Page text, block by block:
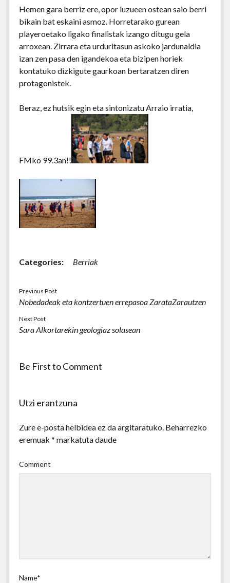
Hemen gara berriz ere, opor luzueen ostean saio berri
bikain bat eskaini asmoz. Horretarako gurean
playeroetako ligako finalistak izango ditugu gela
arroxean. Zirrara eta urduritasun askoko jardunaldia
izan zen pasa den igandekoa eta bizipen horiek
kontatuko dizkigute gaurkoan bertaratzen diren
protagonistek.
Beraz, ez hutsik egin eta sintonizatu Arraio irratia,
FMko 99.3an!!
Categories: Berriak
Previous Post
Nobedadeak eta kontzertuen errepasoa ZarataZarautzen
Next Post
Sara Alkortarekin geologiaz solasean
Be First to Comment
Utzi erantzuna
Zure e-posta helbidea ez da argitaratuko. Beharrezko
eremuak * markatuta daude
Comment
Name*